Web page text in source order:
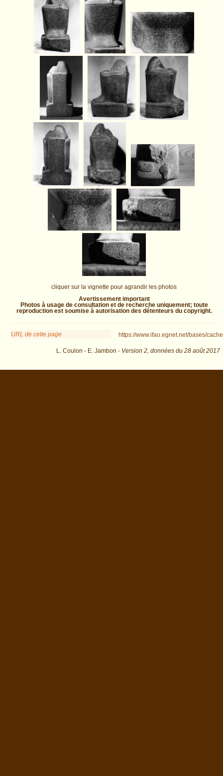
cliquer sur la vignette pour agrandir les photos
Avertissement important
Photos à usage de consultation et de recherche uniquement; toute
reproduction est soumise à autorisation des détenteurs du copyright.
URL de cette page https://www.ifao.egnet.net/bases/
L. Coulon - E. Jambon - Version 2, données du 28 août 2017